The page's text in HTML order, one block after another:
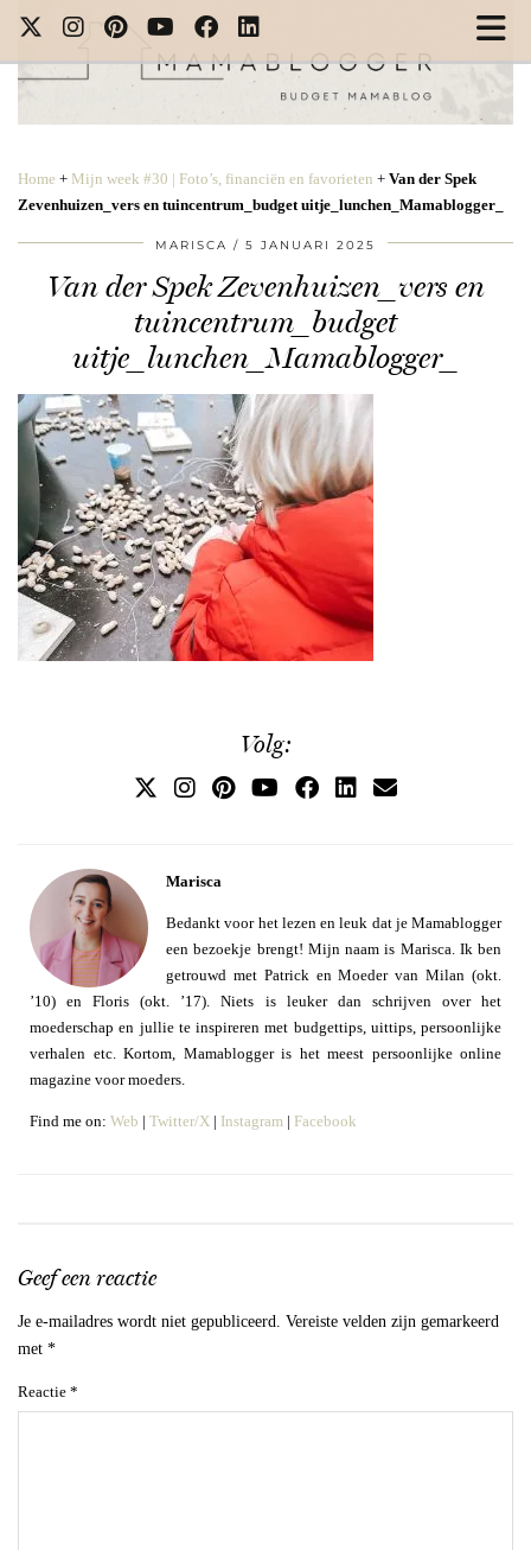
Home + Mijn week #30 | Foto’s, financiën en favorieten + Van der Spek
Zevenhuizen_vers en tuincentrum_budget uitje_lunchen_Mamablogger_
MARISCA 5 JANUARI 2025
Van der Spek Zevenhuizen_vers en
tuincentrum_budget
uitje_lunchen_Mamablogger_
Volg:
Marisca
Bedankt voor het lezen en leuk dat je Mamablogger
een bezoekje brengt! Mijn naam is Marisca. Ik ben
getrouwd met Patrick en Moeder van Milan (okt.
’10) en Floris (okt. ’17). Niets is leuker dan schrijven over het
moederschap en jullie te inspireren met budgettips, uittips, persoonlijke
verhalen etc. Kortom, Mamablogger is het meest persoonlijke online
magazine voor moeders.
Find me on: Web | Twitter/X | Instagram | Facebook
Geef een reactie
Je e-mailadres wordt niet gepubliceerd. Vereiste velden zijn gemarkeerd
met *
Reactie *